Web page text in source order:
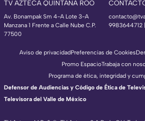
TV AZTECA QUINTANA ROO
Av. Bonampak Sm 4-A Lote 3-A
Manzana 1 Frente a Calle Nube C.P.
77500
9983644712
Aviso de privacidadPreferencias de Cookies
Promo EspacioTrabaja con
Programa de ética, integridad y
Defensor de Audiencias y Código de Ética de
Televisora del Valle de México